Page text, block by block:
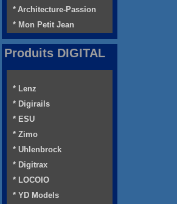
* Architecture-Passion
* Mon Petit Jean
Produits DIGITAL
* Lenz
* Digirails
* ESU
* Zimo
* Uhlenbrock
* Digitrax
* LOCOIO
* YD Models